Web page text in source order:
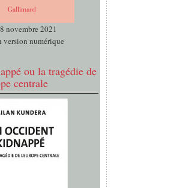
novembre 2021
version numérique
ou la tragédie de
centrale